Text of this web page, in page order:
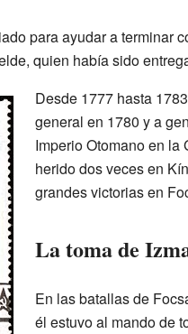
para ayudar a terminar
quien había sido
Desde 1777 hasta
general en 1780 y a
Imperio Otomano en la
herido dos veces en
grandes victorias en
La toma de
En las batallas de
él estuvo al mando de